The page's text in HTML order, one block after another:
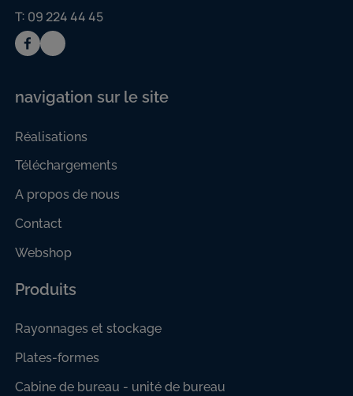
T: 09 224 44 45
navigation sur le site
Réalisations
Téléchargements
A propos de nous
Contact
Webshop
Produits
Rayonnages et stockage
Plates-formes
Cabine de bureau - unité de bureau